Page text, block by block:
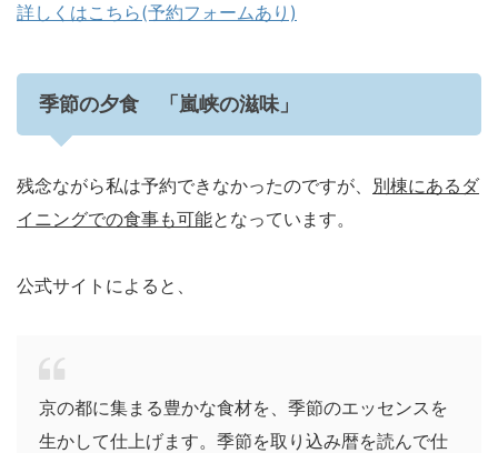
詳しくはこちら(予約フォームあり)
季節の夕食 「嵐峡の滋味」
残念ながら私は予約できなかったのですが、 別棟にあるダ
イニングでの食事も可能となっています。
公式サイトによると、
京の都に集まる豊かな食材を、季節のエッセンスを
生かして仕上げます。季節を取り込み暦を読んで仕